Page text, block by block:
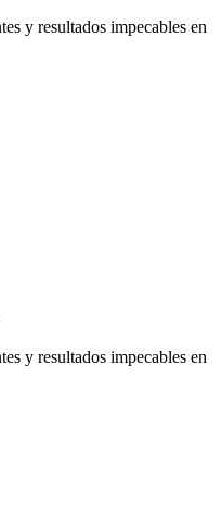
y resultados impecables en
y resultados impecables en